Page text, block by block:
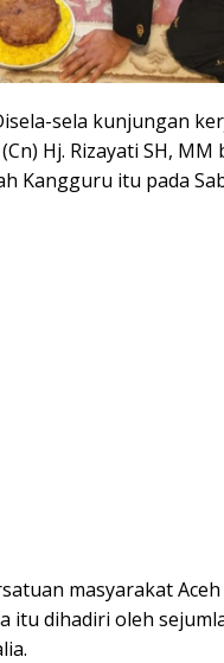
sela kunjungan
Hj. Rizayati SH,
Kangguru itu pada
masyarakat
itu dihadiri oleh